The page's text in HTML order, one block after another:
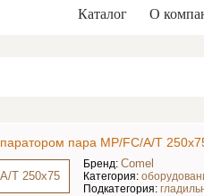
Каталог О
пара MP/FC/A/T
Бренд:Comel
Категория:
Подкатегория: